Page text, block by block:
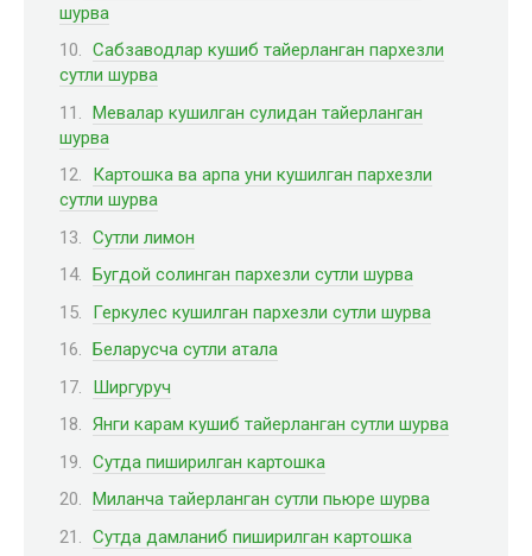
шурва
Сабзаводлар кушиб тайерланган пархезли
сутли шурва
Мевалар кушилган сулидан тайерланган
шурва
Картошка ва арпа уни кушилган пархезли
сутли шурва
Сутли лимон
Бугдой солинган пархезли сутли шурва
Геркулес кушилган пархезли сутли шурва
Беларусча сутли атала
Ширгуруч
Янги карам кушиб тайерланган сутли шурва
Сутда пиширилган картошка
Миланча тайерланган сутли пьюре шурва
Сутда дамланиб пиширилган картошка